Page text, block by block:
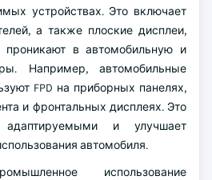
устройствах. Это включает
а также плоские дисплеи,
в автомобильную и
Например, автомобильные
FPD на приборных панелях,
и фронтальных дисплеях. Это
и улучшает
автомобиля.
использование